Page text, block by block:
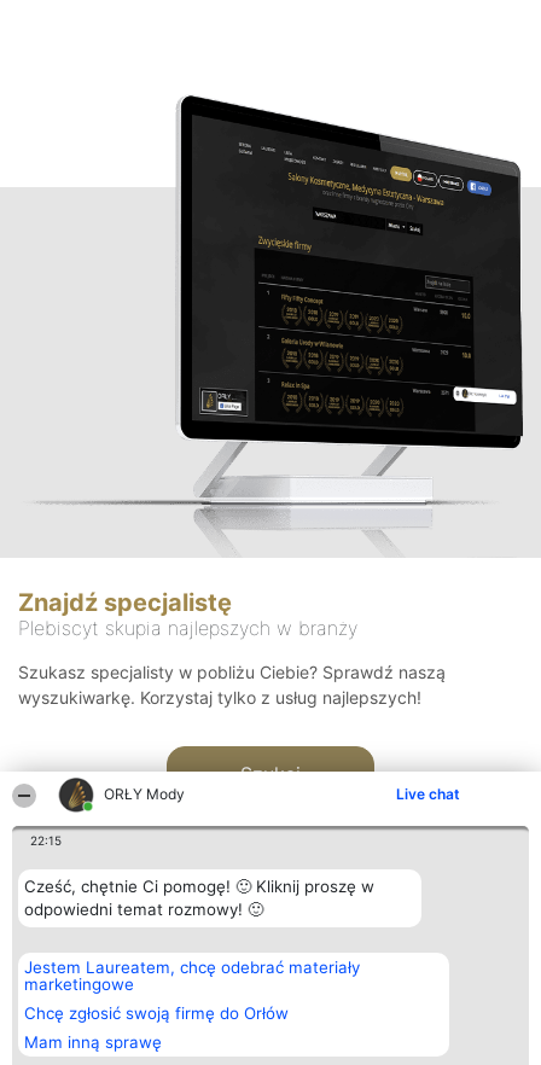
ORŁY Mody Live chat
22:15
Cześć, chętnie Ci pomogę! 🙂 Kliknij proszę w
odpowiedni temat rozmowy! 🙂
Jestem Laureatem, chcę odebrać materiały
marketingowe
Chcę zgłosić swoją firmę do Orłów
Mam inną sprawę
Znajdź specjalistę
Plebiscyt skupia najlepszych w branży
Szukasz specjalisty w pobliżu Ciebie? Sprawdź naszą
wyszukiwarkę. Korzystaj tylko z usług najlepszych!
Szukaj
Organizator plebiscytu
Bright Side Solutions sp. z o.
o. sp. k.
ul. Ruska 22
Wrocław 50-079
KRS 0000749100 | Regon
381313360 | NIP 8943132676
Plebiscyt
Laureaci
wszystkich
Laureatów
Regulamin
Kontakt
Kontakt